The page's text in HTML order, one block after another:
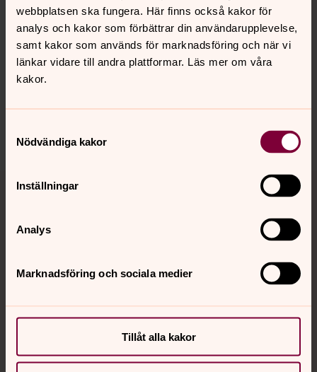
webbplatsen ska fungera. Här finns också kakor för
analys och kakor som förbättrar din användarupplevelse,
samt kakor som används för marknadsföring och när vi
länkar vidare till andra plattformar. Läs mer om våra
kakor.
Nödvändiga kakor
Inställningar
Analys
Marknadsföring och sociala medier
Tillåt alla kakor
Köpings kyrka
Kl. 17.00: Högtidlig invigning i närvaro av biskopen, med
konstnären Kari Steihaug.
Senast ändrad 30 maj 2025
Kalender
Hitta snabbt